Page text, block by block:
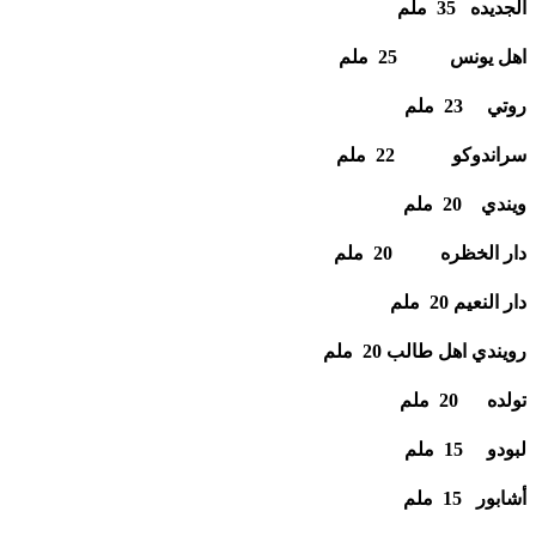
الجديده 35 ملم
اهل يونس 25 ملم
روتي 23 ملم
سراندوكو 22 ملم
ويندي 20 ملم
دار الخظره 20 ملم
دار النعيم 20 ملم
رويندي اهل طالب 20 ملم
تولده 20 ملم
لبودو 15 ملم
أشابور 15 ملم